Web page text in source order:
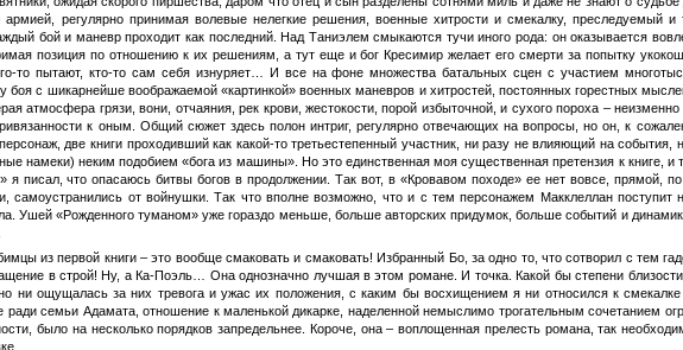
регулярно принимая волевые нелегкие решения, военные хитрости и смекалку, преследуемый
бой и маневр проходит как последний. Над Таниэлем смыкаются тучи иного рода: он оказывается
позиция по отношению к их решениям, а тут еще и бог Кресимир желает его смерти за попытку
то пытают, кто-то сам себя изнуряет… И все на фоне множества батальных сцен с участием
боя с шикарнейше воображаемой «картинкой» военных маневров и хитростей, постоянных горестных
атмосфера грязи, вони, отчаяния, рек крови, жестокости, порой избыточной, и сухого пороха –
к оным. Общий сюжет здесь полон интриг, регулярно отвечающих на вопросы, но он, к
две книги проходивший как какой-то третьестепенный участник, ни разу не влияющий на
намеки) неким подобием «бога из машины». Но это единственная моя существенная претензия к книге,
я писал, что опасаюсь битвы богов в продолжении. Так вот, в «Кровавом походе» ее нет вовсе, прямой,
самоустранились от войнушки. Так что вполне возможно, что и с тем персонажем Макклеллан
Ушей «Рожденного туманом» уже гораздо меньше, больше авторских придумок, больше событий и
из первой книги – это вообще смаковать и смаковать! Избранный Бо, за одно то, что сотворил с тем
в строй! Ну, а Ка-Поэль… Она однозначно лучшая в этом романе. И точка. Какой бы степени
ни ощущалась за них тревога и ужас их положения, с каким бы восхищением я ни относился к
ради семьи Адамата, отношение к маленькой дикарке, наделенной немыслимо трогательным сочетанием
было на несколько порядков запредельнее. Короче, она – воплощенная прелесть романа, так